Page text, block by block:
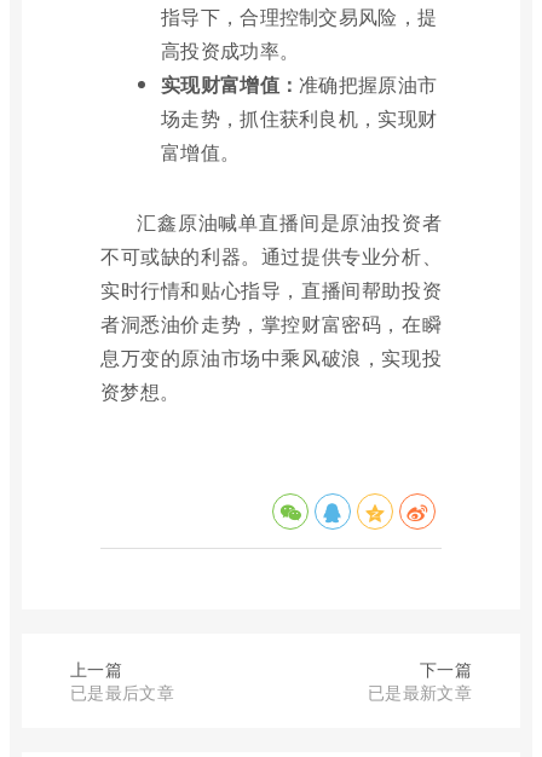
指导下，合理控制交易风险，提
高投资成功率。
实现财富增值：准确把握原油市
场走势，抓住获利良机，实现财
富增值。
汇鑫原油喊单直播间是原油投资者
不可或缺的利器。通过提供专业分析、
实时行情和贴心指导，直播间帮助投资
者洞悉油价走势，掌控财富密码，在瞬
息万变的原油市场中乘风破浪，实现投
资梦想。
上一篇
已是最后文章
下一篇
已是最新文章